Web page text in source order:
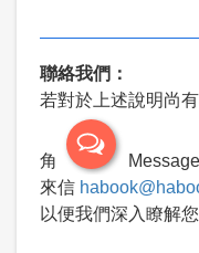
聯絡我們：
若對於上述說明尚
角
來信
以便我們深入瞭解